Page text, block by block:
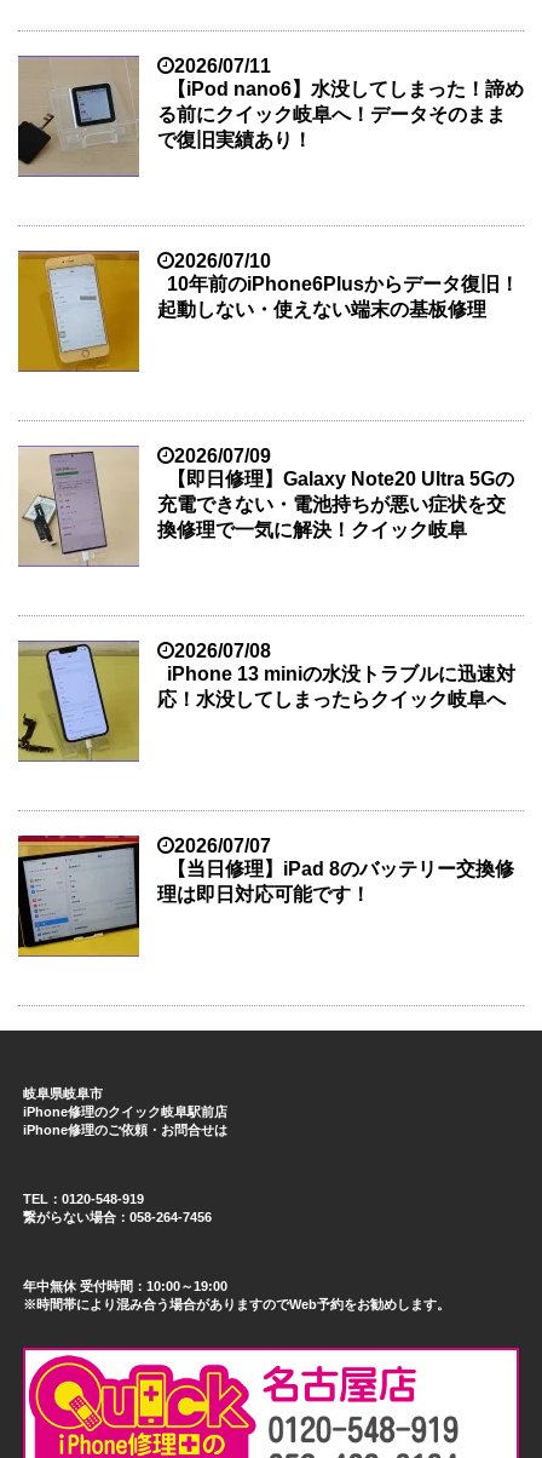
2026/07/11
【iPod nano6】水没してしまった！諦め
る前にクイック岐阜へ！データそのまま
で復旧実績あり！
2026/07/10
10年前のiPhone6Plusからデータ復旧！
起動しない・使えない端末の基板修理
2026/07/09
【即日修理】Galaxy Note20 Ultra 5Gの
充電できない・電池持ちが悪い症状を交
換修理で一気に解決！クイック岐阜
2026/07/08
iPhone 13 miniの水没トラブルに迅速対
応！水没してしまったらクイック岐阜へ
2026/07/07
【当日修理】iPad 8のバッテリー交換修
理は即日対応可能です！
岐阜県岐阜市
iPhone修理のクイック岐阜駅前店
iPhone修理のご依頼・お問合せは
TEL：0120-548-919
繋がらない場合：058-264-7456
年中無休 受付時間：10:00～19:00
※時間帯により混み合う場合がありますのでWeb予約をお勧めします。